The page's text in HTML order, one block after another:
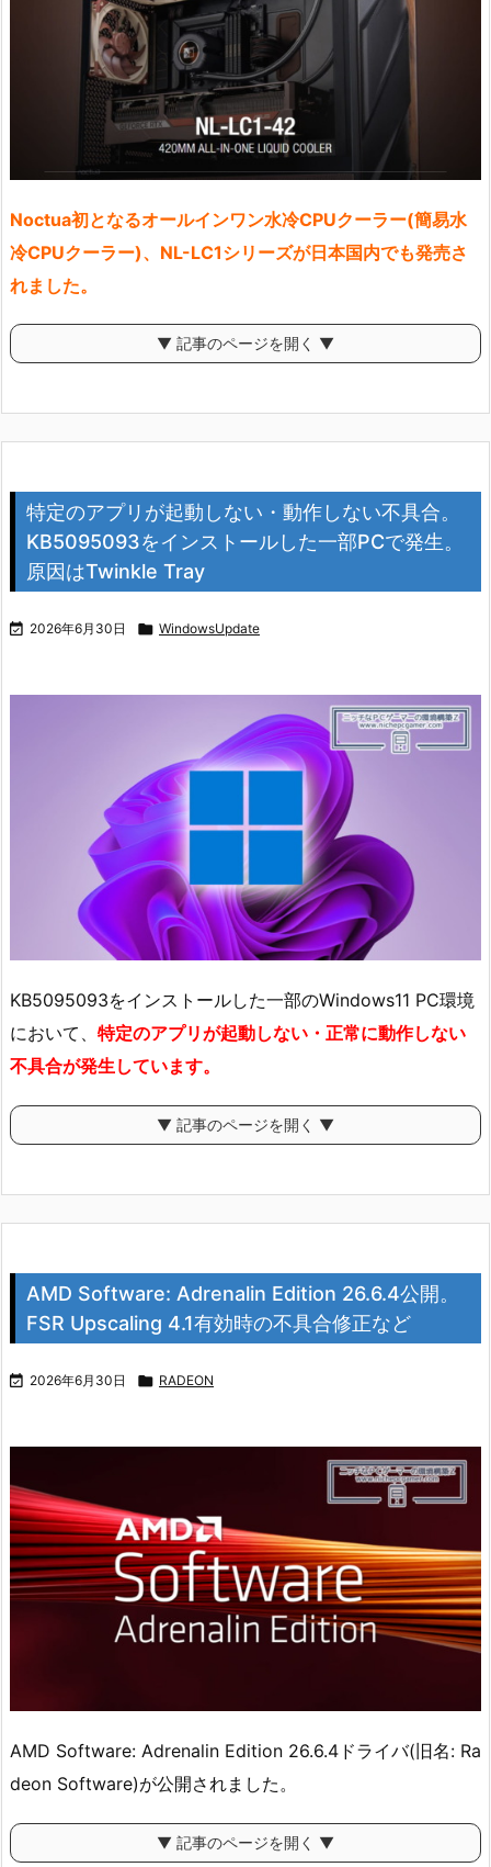
Noctua初となるオールインワン水冷CPUクーラー(簡易水
冷CPUクーラー)、NL-LC1シリーズが日本国内でも発売さ
れました。
▼ 記事のページを開く ▼
特定のアプリが起動しない・動作しない不具合。
KB5095093をインストールした一部PCで発生。
原因はTwinkle Tray
 2026年6月30日  WindowsUpdate
KB5095093をインストールした一部のWindows11 PC環境
において、 特定のアプリが起動しない・正常に動作しない
不具合が発生しています。
▼ 記事のページを開く ▼
AMD Software: Adrenalin Edition 26.6.4公開。
FSR Upscaling 4.1有効時の不具合修正など
 2026年6月30日  RADEON
AMD Software: Adrenalin Edition 26.6.4ドライバ(旧名: Ra
deon Software)が公開されました。
▼ 記事のページを開く ▼